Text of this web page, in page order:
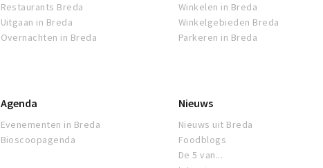
Restaurants Breda
Uitgaan in Breda
Overnachten in Breda
Winkelen in Breda
Winkelgebieden Breda
Parkeren in Breda
Agenda
Evenementen in Breda
Bioscoopagenda
Nieuws
Nieuws uit Breda
Foodblogs
De 5 van...